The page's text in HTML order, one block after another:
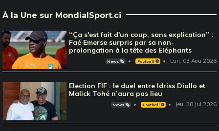
À la Une sur MondialSport.ci
‘‘Ça s'est fait d'un coup, sans explication’’ :
Faé Emerse surpris par sa non-
prolongation à la tête des Eléphants
News 🗞️ Football ⚽️ Lun, 03 Aou 2026
Election FIF : le duel entre Idriss Diallo et
Malick Tohé n’aura pas lieu
News 🗞️ Football ⚽️ Jeu, 30 Jul 2026